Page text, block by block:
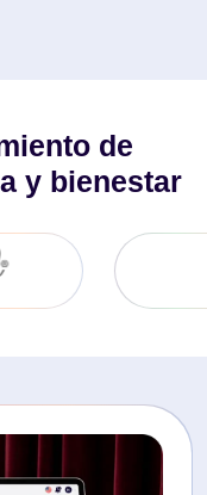
de
y bienestar